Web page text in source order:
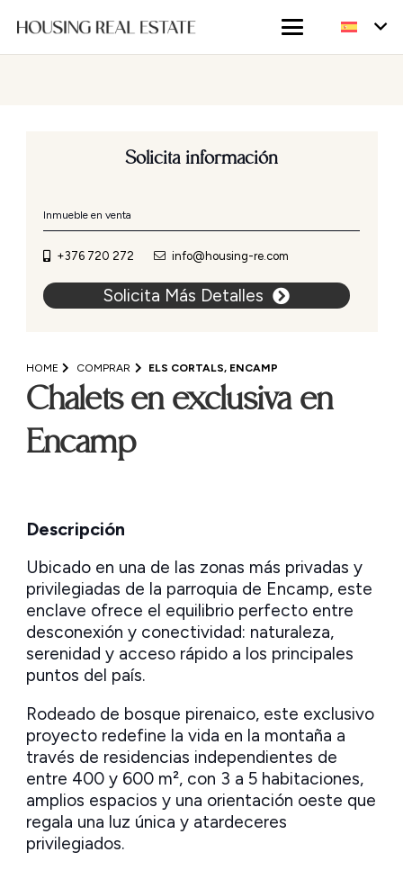
HOME COMPRAR ELS CORTALS, ENCAMP
Chalets en exclusiva en
Encamp
Descripción
Ubicado en una de las zonas más privadas y
privilegiadas de la parroquia de Encamp, este
enclave ofrece el equilibrio perfecto entre
desconexión y conectividad: naturaleza,
serenidad y acceso rápido a los principales
puntos del país.
Rodeado de bosque pirenaico, este exclusivo
proyecto redefine la vida en la montaña a
través de residencias independientes de
entre 400 y 600 m², con 3 a 5 habitaciones,
amplios espacios y una orientación oeste que
regala una luz única y atardeceres
privilegiados.
Solicita información
Inmueble en venta
+376 720 272 info@housing-re.com
Solicita Más Detalles